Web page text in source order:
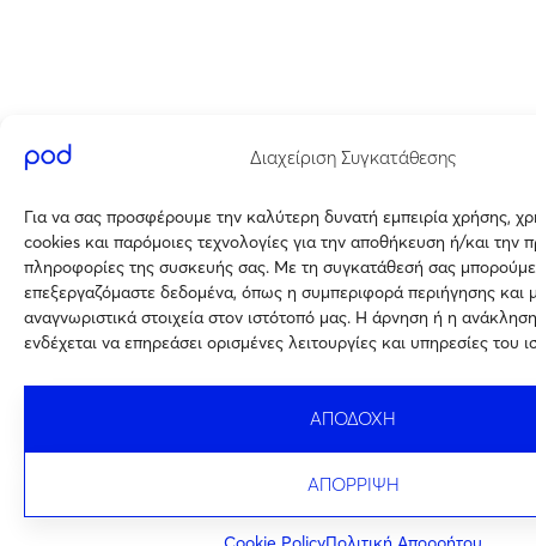
Διαχείριση Συγκατάθεσης
Για να σας προσφέρουμε την καλύτερη δυνατή εμπειρία χρήσης,
cookies και παρόμοιες τεχνολογίες για την αποθήκευση ή/και την
πληροφορίες της συσκευής σας. Με τη συγκατάθεσή σας
επεξεργαζόμαστε δεδομένα, όπως η συμπεριφορά περιήγησης και
αναγνωριστικά στοιχεία στον ιστότοπό μας. Η άρνηση ή η
ενδέχεται να επηρεάσει ορισμένες λειτουργίες και υπηρεσίες του
ΑΠΟΔΟΧΗ
ΑΠΟΡΡΙΨΗ